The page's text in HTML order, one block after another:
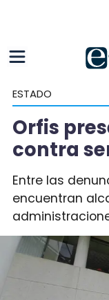
ESTADO
Orfis
contra
Entre las
encuentran